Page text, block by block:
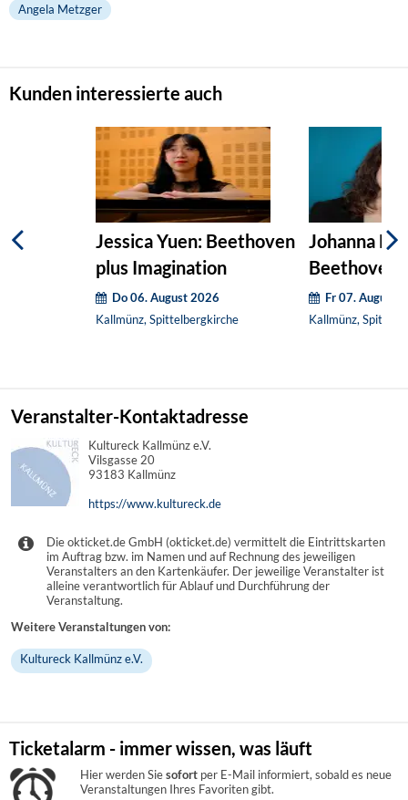
Angela Metzger
Kunden interessierte auch
Jessica Yuen: Beethoven
plus Imagination
Do 06. August 2026
Kallmünz, Spittelbergkirche
Johanna
Beethoven
Fr 07. August
Kallmünz,
Veranstalter-Kontaktadresse
Kultureck Kallmünz e.V.
Vilsgasse 20
93183 Kallmünz
https://www.kultureck.de
Die okticket.de GmbH (okticket.de) vermittelt die Eintrittskarten
im Auftrag bzw. im Namen und auf Rechnung des jeweiligen
Veranstalters an den Kartenkäufer. Der jeweilige Veranstalter ist
alleine verantwortlich für Ablauf und Durchführung der
Veranstaltung.
Weitere Veranstaltungen von:
Kultureck Kallmünz e.V.
Ticketalarm - immer wissen, was läuft
Hier werden Siesofort per E-Mail informiert, sobald es neue
Veranstaltungen Ihres Favoriten gibt.